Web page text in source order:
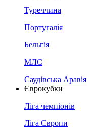
Туреччина
Португалія
Бельгія
МЛС
Саудівська Аравія
Єврокубки
Ліга чемпіонів
Ліга Європи